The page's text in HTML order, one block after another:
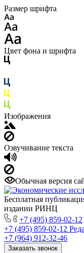
Размер шрифта
Цвет фона и шрифта
Изображения
Озвучивание текста
Обычная версия
Бесплатная
издании РИНЦ
+7 (495) 859-02-12
+7 (495) 859-02-12
+7 (964) 912-32-46
Заказать звонок